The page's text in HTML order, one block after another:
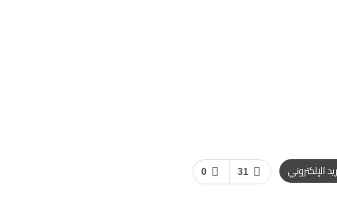
0 31 الإلكتروني